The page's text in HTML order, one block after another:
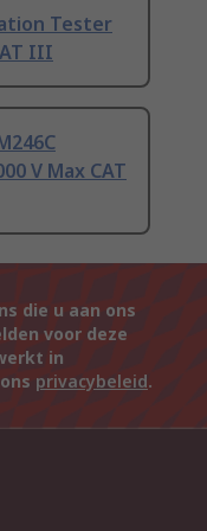
Tester
III
V Max CAT
die u aan ons
voor deze
in
privacybeleid.